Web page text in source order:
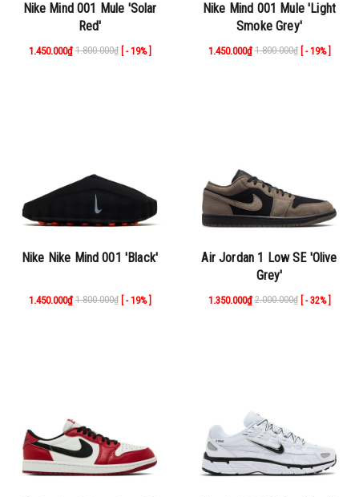
Nike Mind 001 Mule 'Solar
Red'
1.450.000₫ 1.800.000₫ [ - 19% ]
Nike Mind 001 Mule 'Light
Smoke Grey'
1.450.000₫ 1.800.000₫ [ - 19% ]
Nike Nike Mind 001 'Black'
1.450.000₫ 1.800.000₫ [ - 19% ]
Air Jordan 1 Low SE 'Olive
Grey'
1.350.000₫ 2.000.000₫ [ - 32% ]